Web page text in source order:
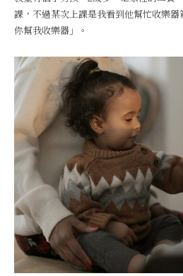
課，不過某次上課是我看到他幫忙收樂
你幫我收樂器」。